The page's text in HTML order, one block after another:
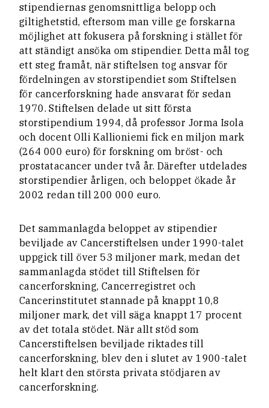
stipendiernas genomsnittliga belopp och
giltighetstid, eftersom man ville ge forskarna
möjlighet att fokusera på forskning i stället för
att ständigt ansöka om stipendier. Detta mål tog
ett steg framåt, när stiftelsen tog ansvar för
fördelningen av storstipendiet som Stiftelsen
för cancerforskning hade ansvarat för sedan
1970. Stiftelsen delade ut sitt första
storstipendium 1994, då professor Jorma Isola
och docent Olli Kallioniemi fick en miljon mark
(264 000 euro) för forskning om bröst- och
prostatacancer under två år. Därefter utdelades
storstipendier årligen, och beloppet ökade år
2002 redan till 200 000 euro.
Det sammanlagda beloppet av stipendier
beviljade av Cancerstiftelsen under 1990-talet
uppgick till över 53 miljoner mark, medan det
sammanlagda stödet till Stiftelsen för
cancerforskning, Cancerregistret och
Cancerinstitutet stannade på knappt 10,8
miljoner mark, det vill säga knappt 17 procent
av det totala stödet. När allt stöd som
Cancerstiftelsen beviljade riktades till
cancerforskning, blev den i slutet av 1900-talet
helt klart den största privata stödjaren av
cancerforskning.